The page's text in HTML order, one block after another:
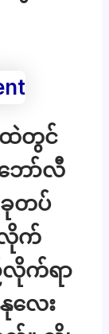
ထဲတွင်
ဘော်လီ
ခုတပ်
လိုက်
လိုက်ရာ
လေး